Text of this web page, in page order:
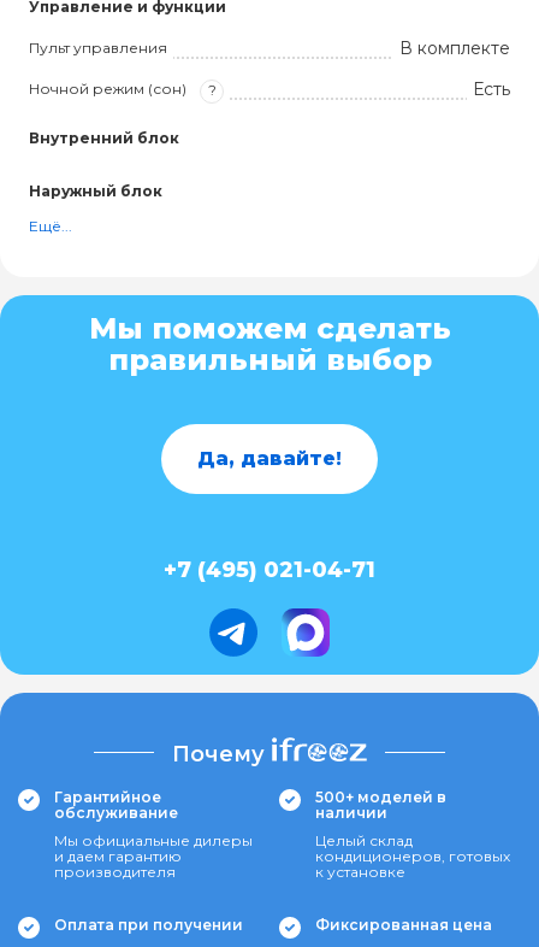
Управление и функции
Пульт управления В комплекте
Ночной режим (сон) ? Есть
Внутренний блок
Наружный блок
Ещё...
Мы поможем сделать
правильный выбор
Да, давайте!
+7 (495) 021-04-71
Почему
Гарантийное
обслуживание
Мы официальные дилеры
и даем гарантию
производителя
500+ моделей в
наличии
Целый склад
кондиционеров, готовых
к установке
Оплата при получении Фиксированная цена